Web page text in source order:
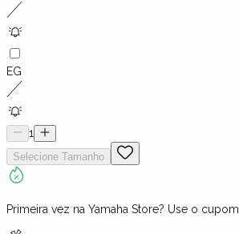
EG
1
Selecione Tamanho
Primeira vez na Yamaha Store? Use o cupom